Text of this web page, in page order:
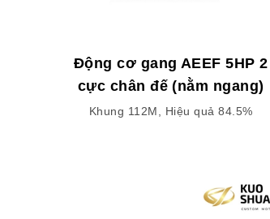
Động cơ gang AEEF 5HP 2
cực chân đế (nằm ngang)
Khung 112M, Hiệu quả 84.5%